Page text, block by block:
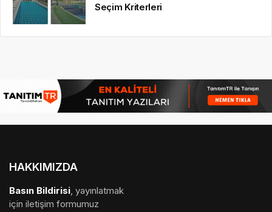
Seçim Kriterleri
HAKKIMIZDA
Basın Bildirisi, yayınlatmak
için iletişim formumuz